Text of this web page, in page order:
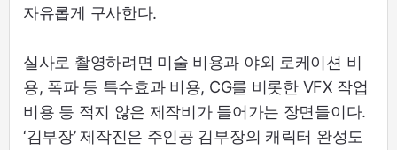
자유롭게 구사한다.
실사로 촬영하려면 미술 비용과 야외 로케이션 비
용, 폭파 등 특수효과 비용, CG를 비롯한 VFX 작업
비용 등 적지 않은 제작비가 들어가는 장면들이다.
‘김부장’ 제작진은 주인공 김부장의 캐릭터 완성도